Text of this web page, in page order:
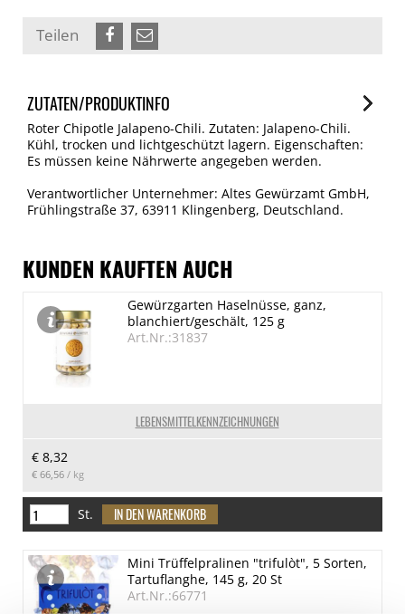
Teilen
ZUTATEN/PRODUKTINFO
Roter Chipotle Jalapeno-Chili. Zutaten: Jalapeno-Chili.
Kühl, trocken und lichtgeschützt lagern. Eigenschaften:
Es müssen keine Nährwerte angegeben werden.
Verantwortlicher Unternehmer: Altes Gewürzamt GmbH,
Frühlingstraße 37, 63911 Klingenberg, Deutschland.
KUNDEN KAUFTEN AUCH
LEBENSMITTELKENNZEICHNUNGEN
Gewürzgarten Haselnüsse, ganz,
blanchiert/geschält, 125 g
Art.Nr.:31837
€ 8,32
€ 66,56 / kg
St.
Mini Trüffelpralinen "trifulòt", 5 Sorten,
Tartuflanghe, 145 g, 20 St
Art.Nr.:66771